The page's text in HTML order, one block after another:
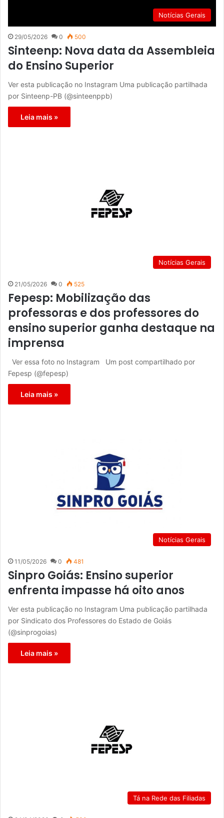
Notícias Gerais
29/05/2026 0 500
Sinteenp: Nova data da Assembleia
do Ensino Superior
Ver esta publicação no Instagram Uma publicação partilhada
por Sinteenp-PB (@sinteenppb)
Leia mais »
Notícias Gerais
21/05/2026 0 525
Fepesp: Mobilização das
professoras e dos professores do
ensino superior ganha destaque na
imprensa
Ver essa foto no Instagram Um post compartilhado por
Fepesp (@fepesp)
Leia mais »
Notícias Gerais
11/05/2026 0 481
Sinpro Goiás: Ensino superior
enfrenta impasse há oito anos
Ver esta publicação no Instagram Uma publicação partilhada
por Sindicato dos Professores do Estado de Goiás
(@sinprogoias)
Leia mais »
Tá na Rede das Filiadas